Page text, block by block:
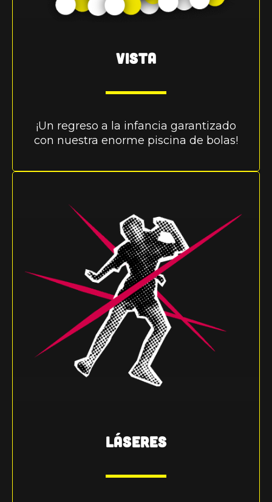
VISTA
¡Un regreso a la infancia garantizado
con nuestra enorme piscina de bolas!
LÁSERES